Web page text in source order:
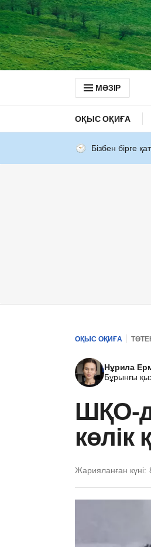
МӘЗІР
ОҚЫС ОҚИҒА
Бізбен бірге
ОҚЫС ОҚИҒА
Нұрила
Бұрынғы
ШҚО-
Жарияланған күні: